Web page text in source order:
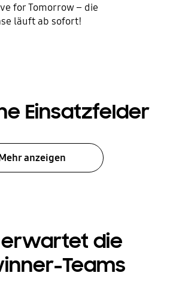
for Tomorrow – die
läuft ab sofort!
Einsatzfelder
anzeigen
erwartet die
Teams